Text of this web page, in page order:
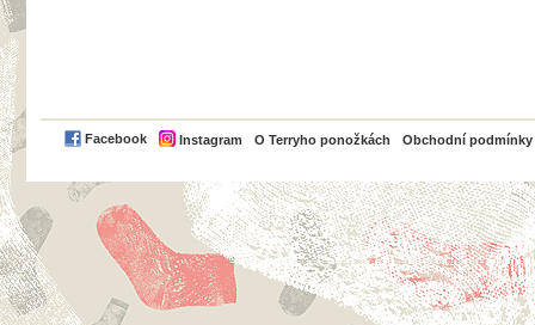
Facebook Instagram O Terryho ponožkách Obchodní podmínky
PayPal